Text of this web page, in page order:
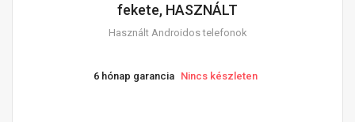
fekete, HASZNÁLT
Használt Androidos telefonok
6 hónap garancia Nincs készleten